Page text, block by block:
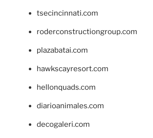
tsecincinnati.com
roderconstructiongroup.com
plazabatai.com
hawkscayresort.com
hellonquads.com
diarioanimales.com
decogaleri.com